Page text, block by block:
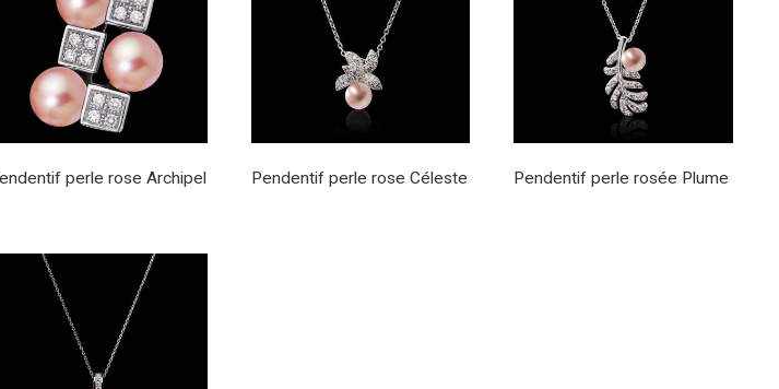
perle rose Archipel Pendentif perle rose Céleste Pendentif perle rosée Plume